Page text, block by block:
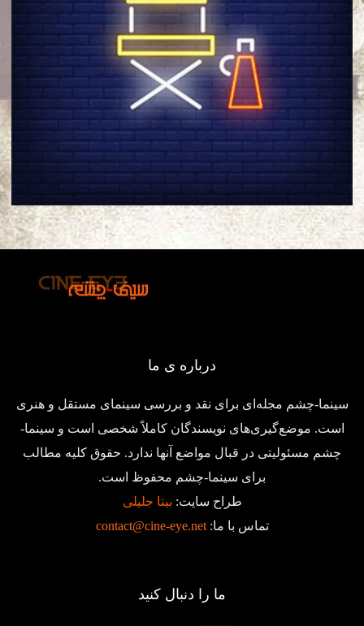
درباره ی ما
سینما-چشم مجله‌ای برای نقد و بررسی سینمای مستقل و هنری
است. موضع‌گیری‌های نویسندگان کاملاً شخصی است و سینما-
چشم مسئولیتی در قبال مواضع آنها ندارد. حقوق کلیه مطالب
برای سینما-چشم محفوظ است.
طراح سایت: بیتا جلیلی
تماس با ما:contact@cine-eye.net
ما را دنبال کنید